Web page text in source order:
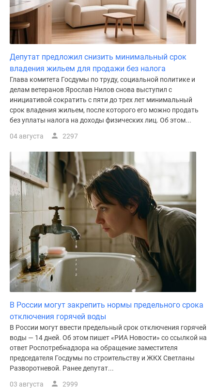
Депутат предложил снизить минимальный срок
владения жильем для продажи без налога
Глава комитета Госдумы по труду, социальной политике и
делам ветеранов Ярослав Нилов снова выступил с
инициативой сократить с пяти до трех лет минимальный
срок владения жильем, после которого его можно продать
без уплаты налога на доходы физических лиц. Об этом...
04 августа 2297
В России могут закрепить нормы предельного срока
отключения горячей воды
В России могут ввести предельный срок отключения горячей
воды — 14 дней. Об этом пишет «РИА Новости» со ссылкой на
ответ Роспотребнадзора на обращение заместителя
председателя Госдумы по строительству и ЖКХ Светланы
Разворотневой. Ранее депутат...
03 августа 2999